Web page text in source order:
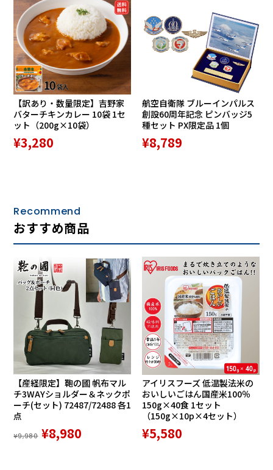
・軽量＆クッション性に優れた設計
足への負担を軽減し、一日中快適に歩けます。
・高い屈曲性で毎日の歩行が快適
歩いた時の動きに靴がしっかりフィットします。
・4Eの幅広設計でゆったりした履き心地
足先が窮屈にならず、幅広の方も快適に履けます。
・取り外してお手入れしやすい中敷き
中敷きが清潔に保てて、交換も簡単です。
アウトドアや公園などでも異物が入りにくく快適です。
・夜間も安心の反射材付き
暗い場所でも光を反射して安全性が高まります。
【訳あり・数量限定】吉野家
バターチキンカレー 10袋 1セ
ット（200g×10袋）
¥3,280
航空自衛隊 ブルーインパルス
創設60周年記念 ピンバッジ5
種セット PX限定品 1個
¥8,789
Recommend
おすすめ商品
【産経限定】鞄の國 帆布マル
チ3WAYショルダー＆ネックポ
ーチ(セット) 72487/72488 各1
点
¥9,980 ¥8,980
アイリスフーズ 低温製法米の
おいしいごはん国産米100％
150g×40食 1セット
（150g×10p×4セット）
¥5,580